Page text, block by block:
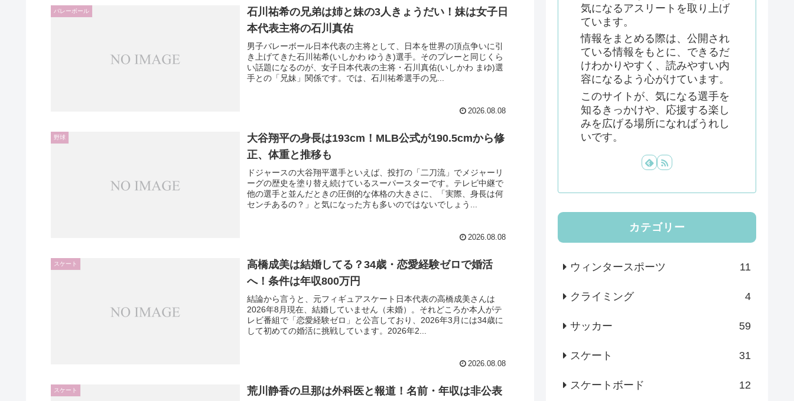
バレーボール
石川祐希の兄弟は姉と妹の3人きょうだい！妹は女子日
本代表主将の石川真佑
男子バレーボール日本代表の主将として、日本を世界の頂点争いに引
き上げてきた石川祐希(いしかわ ゆうき)選手。そのプレーと同じくら
い話題になるのが、女子日本代表の主将・石川真佑(いしかわ まゆ)選
手との「兄妹」関係です。では、石川祐希選手の兄...
2026.08.08
野球
大谷翔平の身長は193cm！MLB公式が190.5cmから修
正、体重と推移も
ドジャースの大谷翔平選手といえば、投打の「二刀流」でメジャーリ
ーグの歴史を塗り替え続けているスーパースターです。テレビ中継で
他の選手と並んだときの圧倒的な体格の大きさに、「実際、身長は何
センチあるの？」と気になった方も多いのではないでしょう...
2026.08.08
スケート
高橋成美は結婚してる？34歳・恋愛経験ゼロで婚活
へ！条件は年収800万円
結論から言うと、元フィギュアスケート日本代表の高橋成美さんは
2026年8月現在、結婚していません（未婚）。それどころか本人がテ
レビ番組で「恋愛経験ゼロ」と公言しており、2026年3月には34歳に
して初めての婚活に挑戦しています。2026年2...
2026.08.08
スケート
荒川静香の旦那は外科医と報道！名前・年収は非公表
気になるアスリートを取り上げ
ています。
情報をまとめる際は、公開され
ている情報をもとに、できるだ
けわかりやすく、読みやすい内
容になるよう心がけています。
このサイトが、気になる選手を
知るきっかけや、応援する楽し
みを広げる場所になればうれし
いです。
カテゴリー
ウィンタースポーツ 11
クライミング 4
サッカー 59
スケート 31
スケートボード 12